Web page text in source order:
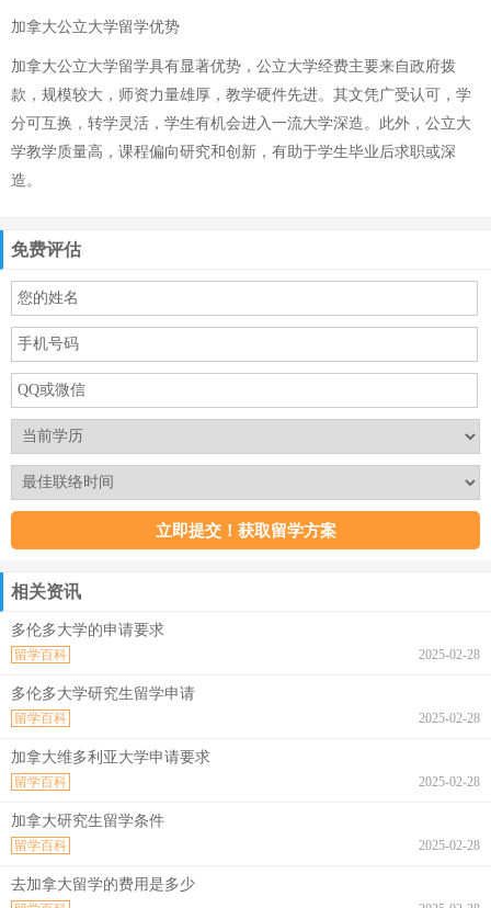
加拿大公立大学留学优势
加拿大公立大学留学具有显著优势，公立大学经费主要来自政府拨
款，规模较大，师资力量雄厚，教学硬件先进。其文凭广受认可，学
分可互换，转学灵活，学生有机会进入一流大学深造。此外，公立大
学教学质量高，课程偏向研究和创新，有助于学生毕业后求职或深
造。
免费评估
相关资讯
多伦多大学的申请要求
2025-02-28
留学百科
多伦多大学研究生留学申请
2025-02-28
留学百科
加拿大维多利亚大学申请要求
2025-02-28
留学百科
加拿大研究生留学条件
2025-02-28
留学百科
去加拿大留学的费用是多少